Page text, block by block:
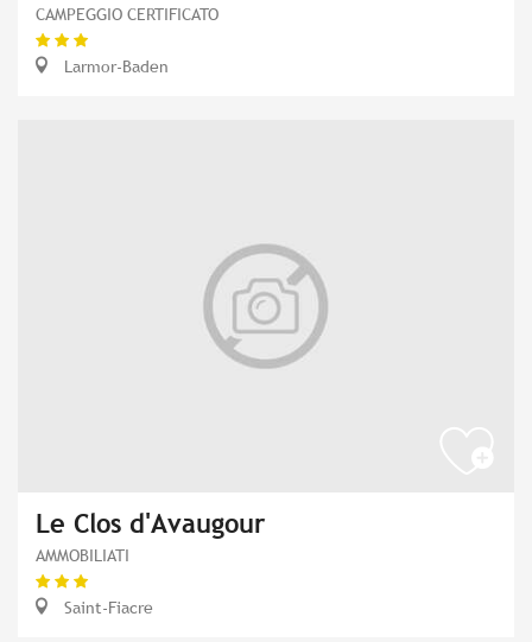
CAMPEGGIO CERTIFICATO
Larmor-Baden
Le Clos d'Avaugour
AMMOBILIATI
Saint-Fiacre